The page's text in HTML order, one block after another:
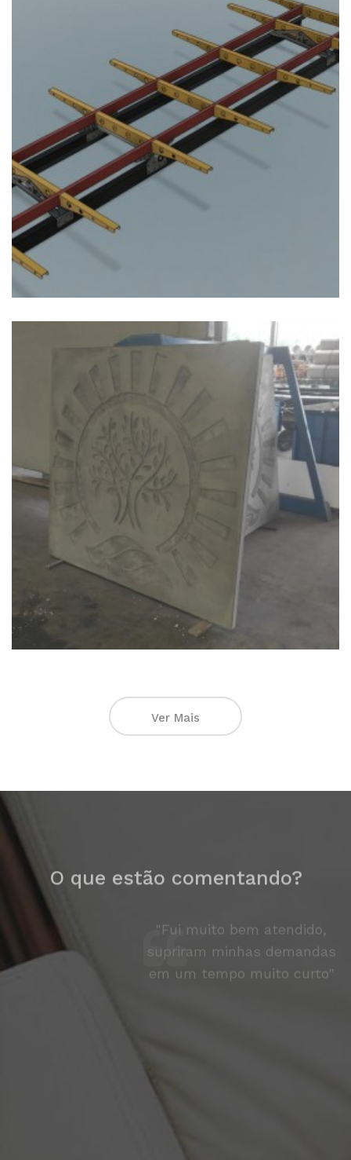
Ver Mais
O que estão comentando?
supriram minhas demandas
em um tempo muito curto"